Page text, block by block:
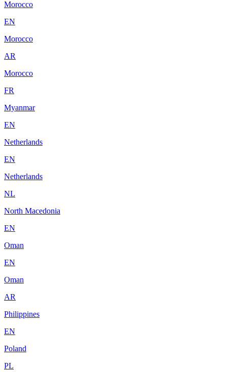
Morocco
EN
Morocco
AR
Morocco
FR
Myanmar
EN
Netherlands
EN
Netherlands
NL
North Macedonia
EN
Oman
EN
Oman
AR
Philippines
EN
Poland
PL